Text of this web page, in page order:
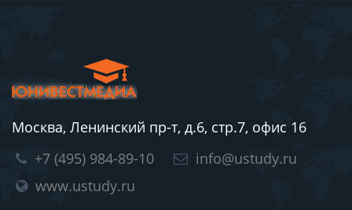
Москва, Ленинский пр-т, д.6, стр.7, офис 16
+7 (495) 984-89-10
info@ustudy.ru
www.ustudy.ru